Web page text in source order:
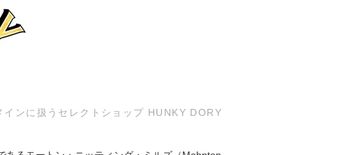
ンに扱うセレクトショップ HUNKY DORY